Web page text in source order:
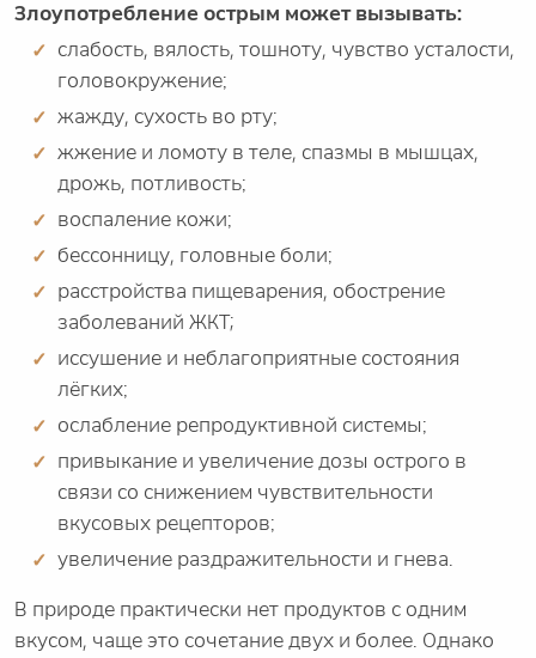
Злоупотребление острым может вызывать:
слабость, вялость, тошноту, чувство усталости,
головокружение;
жажду, сухость во рту;
жжение и ломоту в теле, спазмы в мышцах,
дрожь, потливость;
воспаление кожи;
бессонницу, головные боли;
расстройства пищеварения, обострение
заболеваний ЖКТ;
иссушение и неблагоприятные состояния
лёгких;
ослабление репродуктивной системы;
привыкание и увеличение дозы острого в
связи со снижением чувствительности
вкусовых рецепторов;
увеличение раздражительности и гнева.
В природе практически нет продуктов с одним
вкусом, чаще это сочетание двух и более. Однако